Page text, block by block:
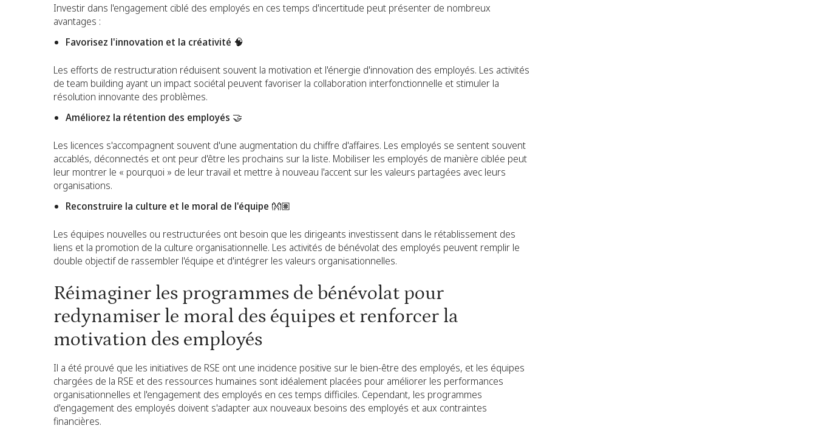
Investir dans l'engagement ciblé des employés en ces temps d'incertitude peut présenter de nombreux
avantages :
Favorisez l'innovation et la créativité 🧠
Les efforts de restructuration réduisent souvent la motivation et l'énergie d'innovation des employés. Les activités
de team building ayant un impact sociétal peuvent favoriser la collaboration interfonctionnelle et stimuler la
résolution innovante des problèmes.
Améliorez la rétention des employés 🤝
Les licences s'accompagnent souvent d'une augmentation du chiffre d'affaires. Les employés se sentent souvent
accablés, déconnectés et ont peur d'être les prochains sur la liste. Mobiliser les employés de manière ciblée peut
leur montrer le « pourquoi » de leur travail et mettre à nouveau l'accent sur les valeurs partagées avec leurs
organisations.
Reconstruire la culture et le moral de l'équipe 👐🏽
Les équipes nouvelles ou restructurées ont besoin que les dirigeants investissent dans le rétablissement des
liens et la promotion de la culture organisationnelle. Les activités de bénévolat des employés peuvent remplir le
double objectif de rassembler l'équipe et d'intégrer les valeurs organisationnelles.
Réimaginer les programmes de bénévolat pour
redynamiser le moral des équipes et renforcer la
motivation des employés
Il a été prouvé que les initiatives de RSE ont une incidence positive sur le bien-être des employés, et les équipes
chargées de la RSE et des ressources humaines sont idéalement placées pour améliorer les performances
organisationnelles et l'engagement des employés en ces temps difficiles. Cependant, les programmes
d'engagement des employés doivent s'adapter aux nouveaux besoins des employés et aux contraintes
financières.